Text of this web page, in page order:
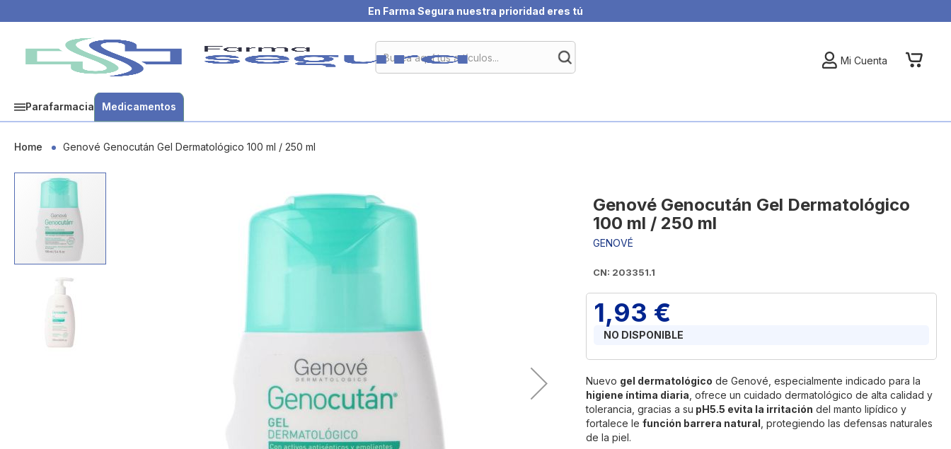
En Farma Segura nuestra prioridad eres tú
My
Mi Cuenta
Parafarmacia Medicamentos
Home Genové Genocután Gel Dermatológico 100 ml / 250 ml
Skip
images
Genové Genocután Gel Dermatológico
100 ml / 250 ml
GENOVÉ
CN: 203351.1
1,93 €
NO DISPONIBLE
Nuevo gel dermatológico de Genové, especialmente indicado para la
higiene íntima diaria , ofrece un cuidado dermatológico de alta calidad y
tolerancia, gracias a su pH5.5 evita la irritación del manto lipídico y
fortalece lefunción barrera natural , protegiendo las defensas naturales
de la piel.